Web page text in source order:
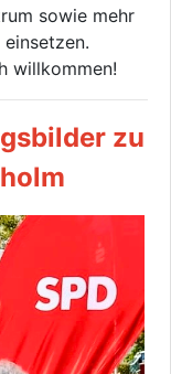
sowie mehr
willkommen!
zu